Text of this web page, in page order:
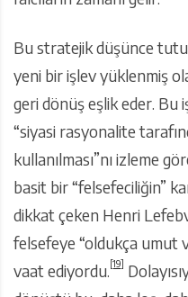
Bu stratejik düşünce
yeni bir işlev yüklenmiş
geri dönüş eşlik eder. Bu
“siyasi rasyonalite
kullanılması”nı izleme
basit bir “felsefeciliğin”
dikkat çeken Henri
felsefeye “oldukça umut
vaat ediyordu. [19]